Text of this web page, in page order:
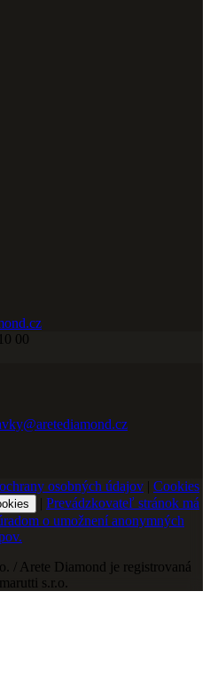
00
osobných údajov | Cookies
| Prevádzkovateľ stránok má
o umožnení anonymných
/ Arete Diamond je registrovaná
s.r.o.